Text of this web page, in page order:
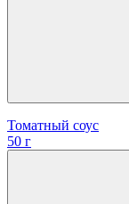
Томатный соус
50 г